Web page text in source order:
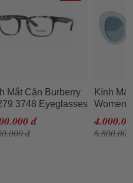
Mắt Cận Burberry
3748 Eyeglasses
đ
đ
Kính
Women's
402880